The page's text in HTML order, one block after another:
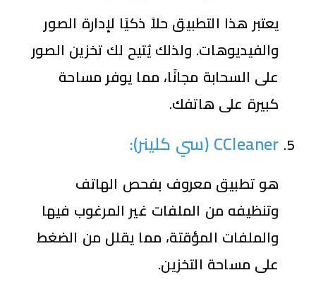
يعتبر هذا التطبيق حلاً ذكيًا لإدارة الصور
والفيديوهات. ولذلك يُتيح لك تخزين الصور
على السحابة مجانًا، مما يوفر مساحة
كبيرة على هاتفك.
CCleaner ( سي كلينر):
هو تطبيق معروف بفحص الهاتف
وتنظيفه من الملفات غير المرغوب فيها
والملفات المؤقتة، مما يقلل من الضغط
على مساحة التخزين.